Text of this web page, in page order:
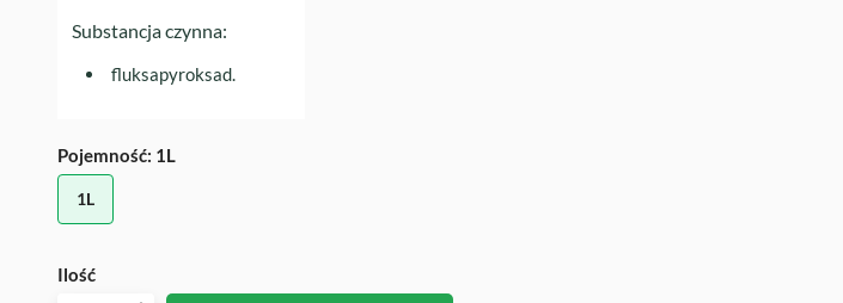
Substancja czynna:
fluksapyroksad.
Pojemność: 1L
1L
Ilość